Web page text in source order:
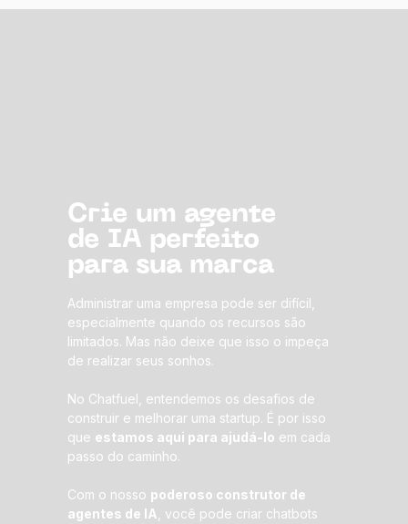
Administrar uma empresa pode ser difícil,
especialmente quando os recursos são
limitados. Mas não deixe que isso o impeça
de realizar seus sonhos.
No Chatfuel, entendemos os desafios de
construir e melhorar uma startup. É por isso
que estamos aqui para ajudá-lo em cada
passo do caminho.
Com o nosso poderoso construtor de
agentes de IA , você pode criar chatbots
Crie um agente
de IA perfeito
para sua marca